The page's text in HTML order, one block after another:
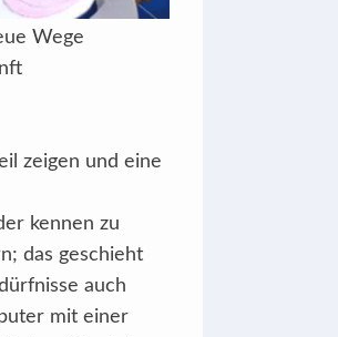
Wege
zeigen und eine
kennen zu
das geschieht
auch
mit einer